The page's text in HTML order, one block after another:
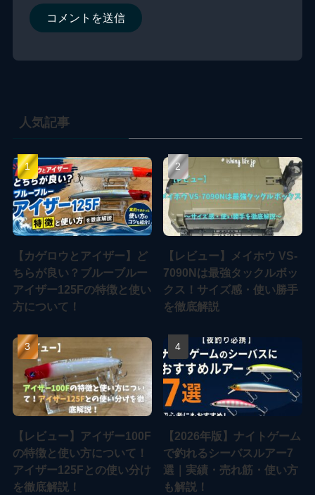
人気記事
【カゲロウとアイザー】ど
ちらが良い？ブルーブルー
アイザー125Fの特徴と使い
方について！
【レビュー】メイホウ VS-
7090Nは最強タックルボッ
クス！サイズ感・使い勝手
を徹底解説
【レビュー】アイザー100F
の特徴と使い方について！
アイザー125Fとの使い分け
を徹底解説！
【2026年版】ナイトゲーム
で釣れるシーバスルアー7
選｜実績・売れ筋・使い方
も解説！